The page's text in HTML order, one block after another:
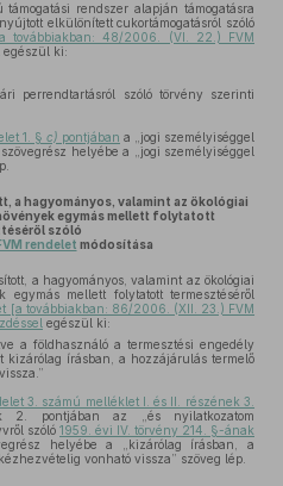
rendszer alapján támogatásra
elkülönített cukortámogatásról szóló
48/2006. (VI. 22.) FVM
egészül ki:
perrendtartásról szóló törvény szerinti
1. § c) pontjában a „jogi személyiséggel
helyébe a „jogi személyiséggel
a hagyományos, valamint az ökológiai
egymás mellett folytatott
szóló
rendelet módosítása
a hagyományos, valamint az ökológiai
egymás mellett folytatott termesztéséről
[a továbbiakban: 86/2006. (XII. 23.) FVM
egészül ki:
a földhasználó a termesztési engedély
kizárólag írásban, a hozzájárulás termelő
3. számú melléklet I. és II. részének 3.
2. pontjában az „és nyilatkozatom
szóló 1959. évi IV. törvény 214. §-ának
helyébe a „kizárólag írásban, a
vonható vissza” szöveg lép.